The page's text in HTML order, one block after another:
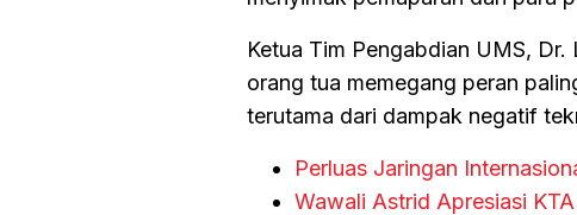
Ketua Tim Pengabdian UMS,
orang tua memegang peran
terutama dari dampak negatif
Perluas Jaringan
Wawali Astrid Apresiasi